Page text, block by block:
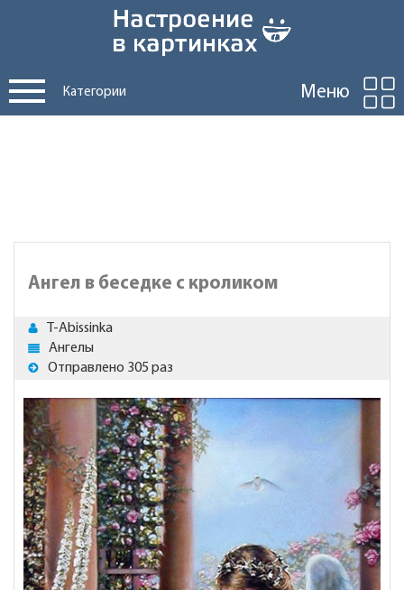
Категории Меню
Ангел в беседке с кроликом
T-Abissinka
Ангелы
Отправлено 305 раз